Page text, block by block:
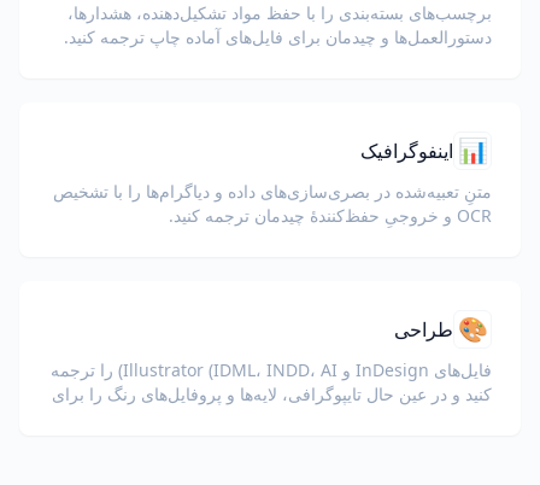
برچسب‌های بسته‌بندی را با حفظ مواد تشکیل‌دهنده، هشدارها،
دستورالعمل‌ها و چیدمان برای فایل‌های آماده چاپ ترجمه کنید.
📊 اینفوگرافیک
متنِ تعبیه‌شده در بصری‌سازی‌های داده و دیاگرام‌ها را با تشخیص
OCR و خروجیِ حفظ‌کنندهٔ چیدمان ترجمه کنید.
🎨 طراحی
فایل‌های InDesign و Illustrator (IDML، INDD، AI) را ترجمه
کنید و در عین حال تایپوگرافی، لایه‌ها و پروفایل‌های رنگ را برای